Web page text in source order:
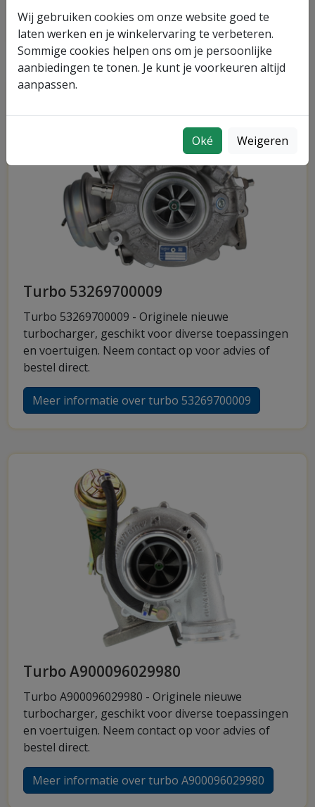
Wij gebruiken cookies om onze website goed te
laten werken en je winkelervaring te verbeteren.
Sommige cookies helpen ons om je persoonlijke
aanbiedingen te tonen. Je kunt je voorkeuren altijd
aanpassen.
Oké Weigeren
Meer informatie over turbo 7563703C03
Turbo 53269700009
Turbo 53269700009 - Originele nieuwe
turbocharger, geschikt voor diverse toepassingen
en voertuigen. Neem contact op voor advies of
bestel direct.
Meer informatie over turbo 53269700009
Turbo A900096029980
Turbo A900096029980 - Originele nieuwe
turbocharger, geschikt voor diverse toepassingen
en voertuigen. Neem contact op voor advies of
bestel direct.
Meer informatie over turbo A900096029980